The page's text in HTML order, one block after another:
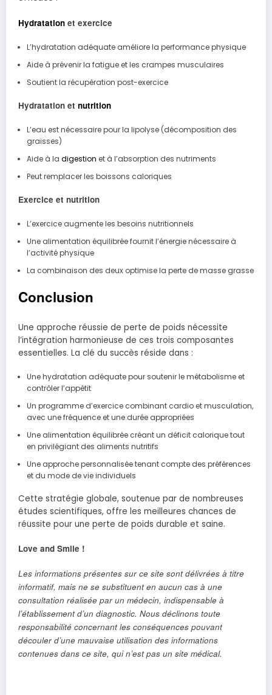
Hydratation et exercice
L’hydratation adéquate améliore la performance physique
Aide à prévenir la fatigue et les crampes musculaires
Soutient la récupération post-exercice
Hydratation et nutrition
L’eau est nécessaire pour la lipolyse (décomposition des
graisses)
Aide à la digestion et à l’absorption des nutriments
Peut remplacer les boissons caloriques
Exercice et nutrition
L’exercice augmente les besoins nutritionnels
Une alimentation équilibrée fournit l’énergie nécessaire à
l’activité physique
La combinaison des deux optimise la perte de masse grasse
Conclusion
Une approche réussie de perte de poids nécessite
l’intégration harmonieuse de ces trois composantes
essentielles. La clé du succès réside dans :
Une hydratation adéquate pour soutenir le métabolisme et
contrôler l’appétit
Un programme d’exercice combinant cardio et musculation,
avec une fréquence et une durée appropriées
Une alimentation équilibrée créant un déficit calorique tout
en privilégiant des aliments nutritifs
Une approche personnalisée tenant compte des préférences
et du mode de vie individuels
Cette stratégie globale, soutenue par de nombreuses
études scientifiques, offre les meilleures chances de
réussite pour une perte de poids durable et saine.
Love and Smile !
Les informations présentes sur ce site sont délivrées à titre
informatif, mais ne se substituent en aucun cas à une
consultation réalisée par un médecin, indispensable à
l’établissement d’un diagnostic. Nous déclinons toute
responsabilité concernant les conséquences pouvant
découler d’une mauvaise utilisation des informations
contenues dans ce site, qui n’est pas un site médical.